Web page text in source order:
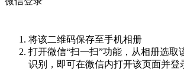
将该二维码保存至手机相册
打开微信“扫一扫”功能，从相册选取
识别，即可在微信内打开该页面并登